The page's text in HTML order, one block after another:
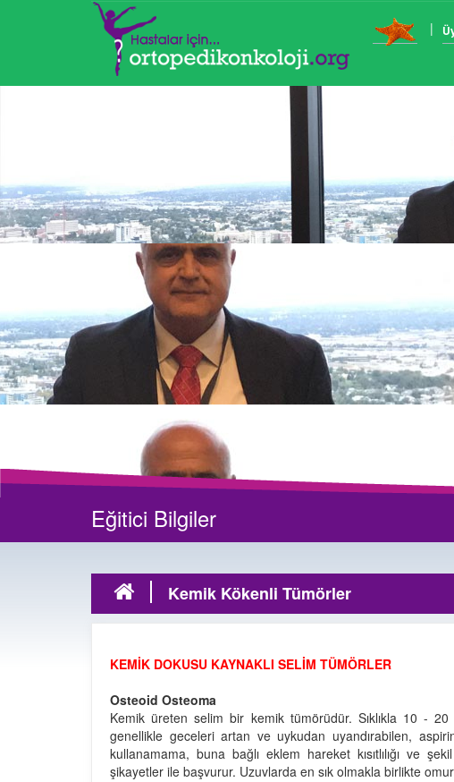
Eğitici Bilgiler
Kemik Kökenli Tümörler
KEMİK DOKUSU KAYNAKLI SELİM TÜMÖRLER
Osteoid Osteoma
Kemik üreten selim bir kemik tümörüdür. Sıklıkla 10 -
genellikle geceleri artan ve uykudan uyandırabilen,
kullanamama, buna bağlı eklem hareket kısıtlılığı ve
şikayetler ile başvurur. Uzuvlarda en sık olmakla birlikte